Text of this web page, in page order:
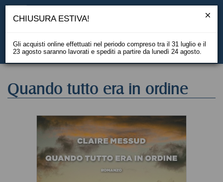
EN
Quando tutto era in ordine
CHIUSURA ESTIVA!
Gli acquisti online effettuati nel periodo compreso tra il 31 luglio e il
23 agosto saranno lavorati e spediti a partire da lunedì 24 agosto.